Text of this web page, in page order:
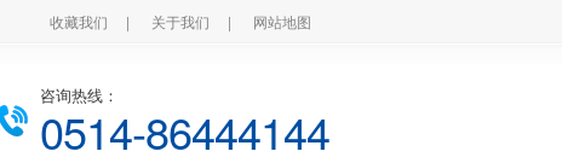
收藏我们 | 关于我们 | 网站地图
咨询热线：
0514-86444144